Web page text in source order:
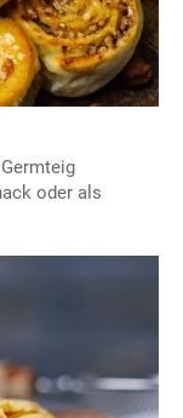
oder als